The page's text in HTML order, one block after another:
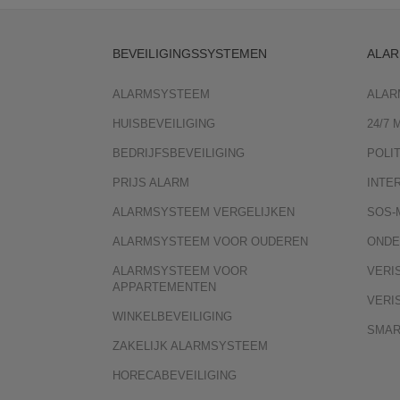
BEVEILIGINGSSYSTEMEN
ALARMSYSTEEM
HUISBEVEILIGING
BEDRIJFSBEVEILIGING
PRIJS ALARM
ALARMSYSTEEM VERGELIJKEN
ALARMSYSTEEM VOOR OUDEREN
ALARMSYSTEEM VOOR
APPARTEMENTEN
WINKELBEVEILIGING
ZAKELIJK ALARMSYSTEEM
HORECABEVEILIGING
24/7
SOS-